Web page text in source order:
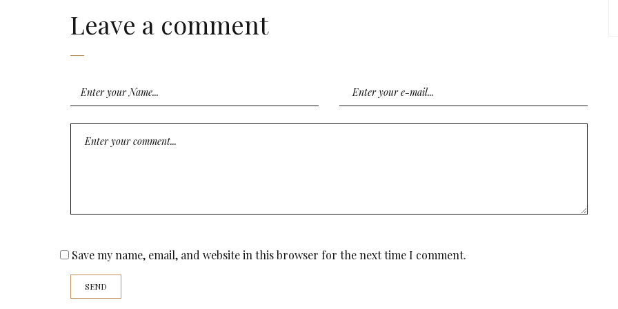
Leave a comment
Save my name, email, and website in this browser for the next time I comment.